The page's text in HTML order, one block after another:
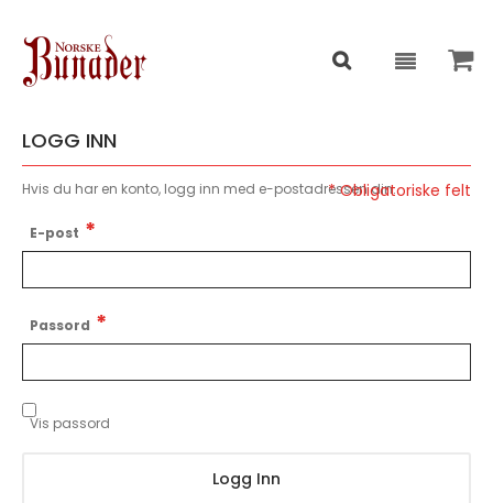
LOGG INN
Hvis du har en konto, logg inn med e-postadressen din.
E-post
Passord
Vis passord
Logg Inn